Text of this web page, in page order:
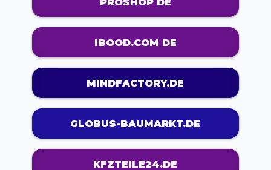
IBOOD.COM DE
MINDFACTORY.DE
GLOBUS-BAUMARKT.DE
KFZTEILE24.DE